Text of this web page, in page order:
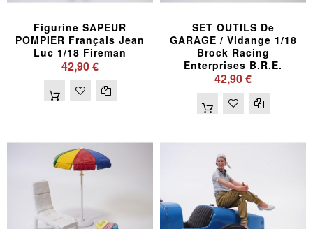
Figurine SAPEUR
POMPIER Français Jean
Luc 1/18 Fireman
42,90 €
SET OUTILS De
GARAGE / Vidange 1/18
Brock Racing
Enterprises B.R.E.
42,90 €